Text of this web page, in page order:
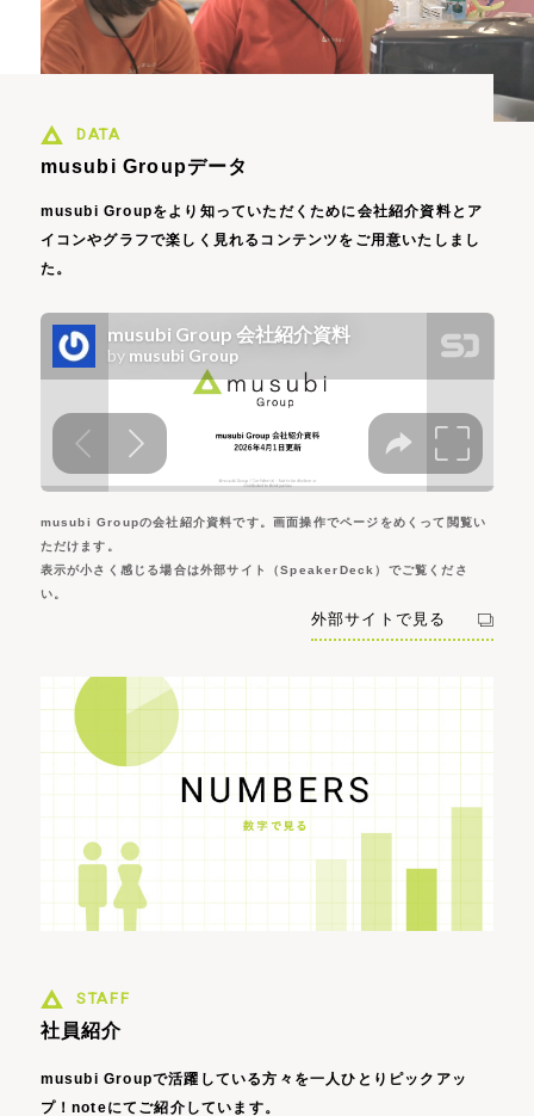
DATA
musubi Groupデータ
musubi Groupをより知っていただくために会社紹介資料と ア
イコンやグラフで楽しく見れるコンテンツをご用意いたしまし
た。
musubi Groupの会社紹介資料です。画面操作でページをめくって閲覧い
ただけます。
表示が小さく感じる場合は外部サイト（SpeakerDeck）でご覧くださ
い。
外部サイトで見る
STAFF
社員紹介
musubi Groupで活躍している方々を一人ひとりピックアッ
プ！ noteにてご紹介しています。